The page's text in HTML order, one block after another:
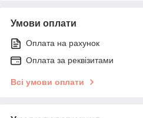
Умови оплати
Оплата на рахунок
Оплата за реквізитами
Всі умови оплати